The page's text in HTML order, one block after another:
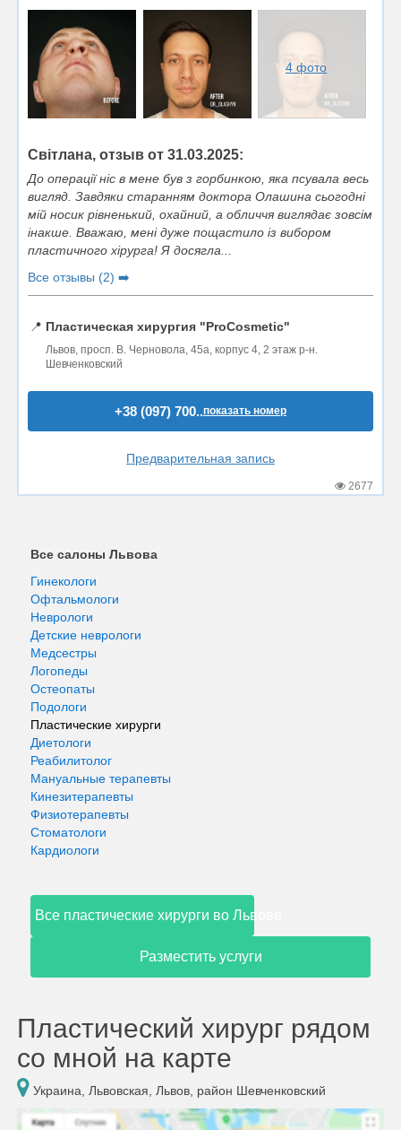
4 фото
Світлана, отзыв от 31.03.2025:
До операції ніс в мене був з горбинкою, яка псувала весь
вигляд. Завдяки старанням доктора Олашина сьогодні
мій носик рівненький, охайний, а обличчя виглядає зовсім
інакше. Вважаю, мені дуже пощастило із вибором
пластичного хірурга! Я досягла...
Все отзывы (2) ➡️
📍 Пластическая хирургия "ProCosmetic"
Львов, просп. В. Черновола, 45а, корпус 4, 2 этаж р-н.
Шевченковский
+38 (097) 700..показать номер
Предварительная запись
2677
Все салоны Львова
Гинекологи
Офтальмологи
Неврологи
Детские неврологи
Медсестры
Логопеды
Остеопаты
Подологи
Пластические хирурги
Диетологи
Реабилитолог
Мануальные терапевты
Кинезитерапевты
Физиотерапевты
Стоматологи
Кардиологи
Все пластические хирурги во Львове
Разместить услуги
Пластический хирург рядом
со мной на карте
Украина, Львовская, Львов, район Шевченковский